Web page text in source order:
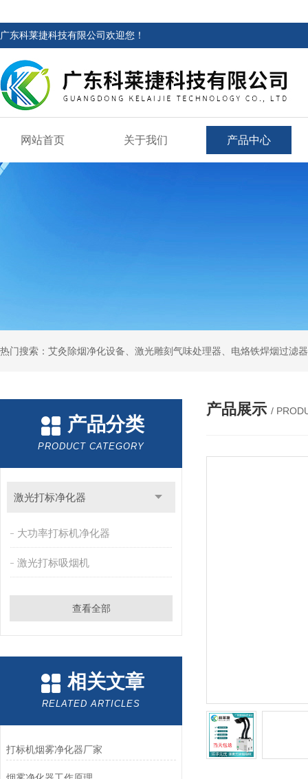
广东科莱捷科技有限公司欢迎您！
网站首页 关于我们 产品中心
产品分类
PRODUCT CATEGORY
激光打标净化器
大功率打标机净化器
激光打标吸烟机
查看全部
相关文章
RELATED ARTICLES
打标机烟雾净化器厂家
产品展示 /